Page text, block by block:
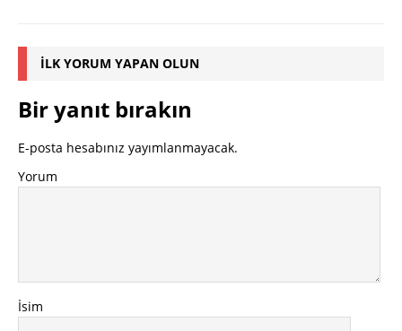
İLK YORUM YAPAN OLUN
Bir yanıt bırakın
E-posta hesabınız yayımlanmayacak.
Yorum
İsim